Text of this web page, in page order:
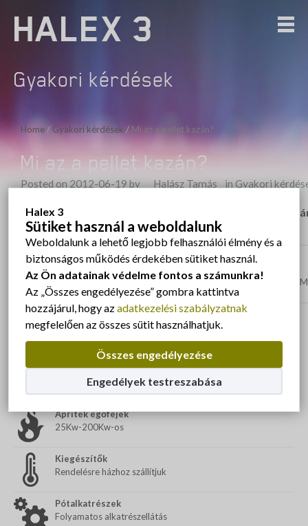
Halex 3
Sütiket használ a weboldalunk
Weboldalunk a lehető legjobb felhasználói élmény és a
biztonságos működés érdekében sütiket használ.
Az Ön adatainak védelme fontos a számunkra!
Az „Összes engedélyezése” gombra kattintva
hozzájárul, hogy azadatkezelési szabályzatnak
megfelelően az összes sütit használhatjuk.
Összes engedélyezése
Engedélyek testreszabása
HALEX 3
Gyakori kérdések
Home/ Gyakori kérdések / Mi az a pellet kazán?
Mi az a pellet kazán?
Posted on2012-06-19by Halász Tamás inGyakori
A pelletkazán működését tekintve hasonlít az
más.
Bejegyzés navigáció
Previous
Previous post:
Mi az az apríték kazán?
Termékeink
Kazánok
20kW-1000kW-os
Apríték égőfejek
25Kw-200Kw-os
Kiegészítők
Rendelésre házhoz szállítjuk
Pótalkatrészek
Folyamatos alkatrészellátás